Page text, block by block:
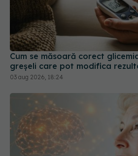
Cum se măsoară corect
greșeli care pot modifica
03 aug 2026, 18:24